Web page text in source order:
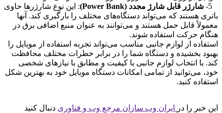
شارژر قابل شارژ مجدد (Power Bank)
: این نوع شارژرها حاوی
باتری هستند که می‌تواند دستگاه‌های مختلف را بارگیری کند. آنها
معمولاً قابل حمل هستند و می‌توانند به عنوان منبع اضافی برق در
هنگام حرکت استفاده شوند.
استفاده از لوازم جانبی مناسب می‌تواند تجربه استفاده از موبایل را
بهبود بخشیده و دستگاه شما را در برابر خطرات مختلف محافظت
کند. با انتخاب لوازم جانبی با کیفیت و مطابق با نیازهای شخصی
خود، می‌توانید از تمامی امکانات دستگاه موبایل خود به بهترین شکل
استفاده کنید.
این خبر را در ایران وب سازان مرجع وب و فناوری دنبال کنید